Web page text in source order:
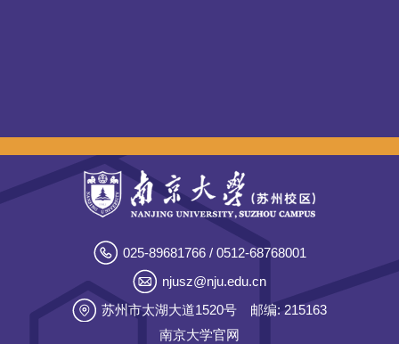
025-89681766 / 0512-68768001
njusz@nju.edu.cn
苏州市太湖大道1520号
邮编: 215163
南京大学官网